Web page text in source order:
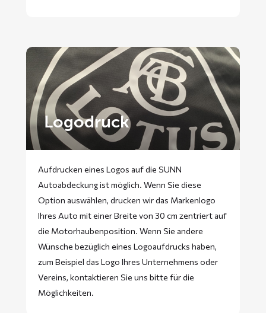
Logodruck
Aufdrucken eines Logos auf die SUNN
Autoabdeckung ist möglich. Wenn Sie diese
Option auswählen, drucken wir das Markenlogo
Ihres Auto mit einer Breite von 30 cm zentriert auf
die Motorhaubenposition. Wenn Sie andere
Wünsche bezüglich eines Logoaufdrucks haben,
zum Beispiel das Logo Ihres Unternehmens oder
Vereins, kontaktieren Sie uns bitte für die
Möglichkeiten.